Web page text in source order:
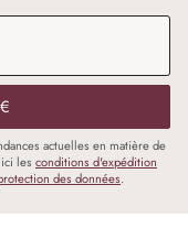
actuelles en matière de
les conditions d'expédition
des données.